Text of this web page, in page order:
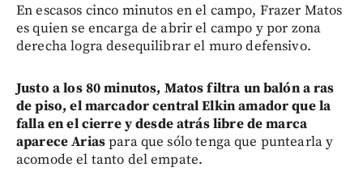
En escasos cinco minutos en el campo, Frazer Matos
es quien se encarga de abrir el campo y por zona
derecha logra desequilibrar el muro defensivo.
Justo a los 80 minutos, Matos filtra un balón a ras
de piso, el marcador central Elkin amador que la
falla en el cierre y desde atrás libre de marca
aparece Ariaspara que sólo tenga que puntearla y
acomode el tanto del empate.